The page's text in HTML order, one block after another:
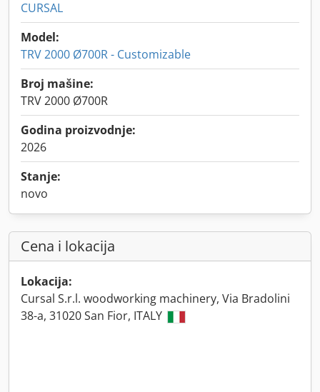
CURSAL
Model:
TRV 2000 Ø700R - Customizable
Broj mašine:
TRV 2000 Ø700R
Godina proizvodnje:
2026
Stanje:
novo
Cena i lokacija
Lokacija:
Cursal S.r.l. woodworking machinery, Via Bradolini
38-a, 31020 San Fior, ITALY